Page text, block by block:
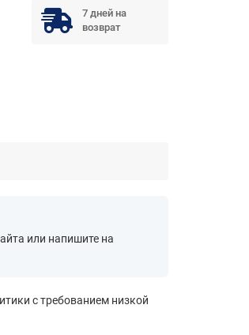
7 дней на
возврат
или напишите на
с требованием низкой